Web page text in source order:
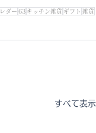
レダー 63 キッチン雑貨 ギフト 雑貨
すべて表示